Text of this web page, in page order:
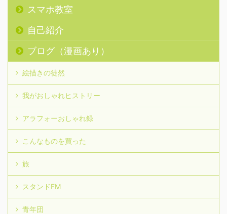
スマホ教室
自己紹介
ブログ（漫画あり）
絵描きの徒然
我がおしゃれヒストリー
アラフォーおしゃれ録
こんなものを買った
旅
スタンドFM
青年団